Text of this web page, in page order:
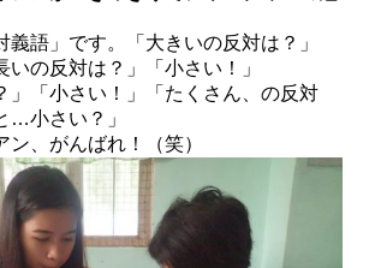
義語」です。「大きいの反対は？」
いの反対は？」「小さい！」
」「小さい！」「たくさん、の反対
…小さい？」
ン、がんばれ！（笑）